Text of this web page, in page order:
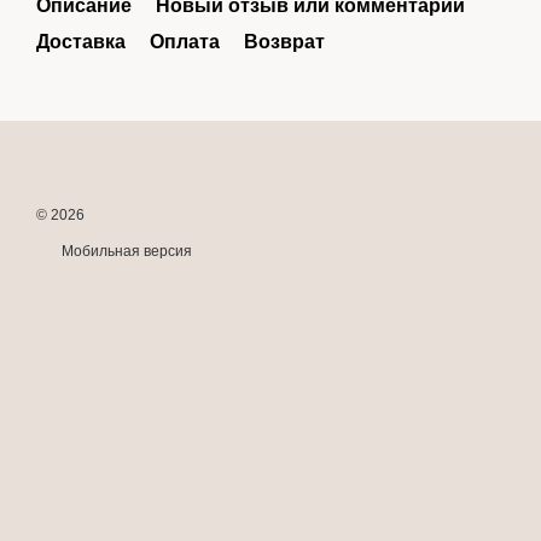
Описание
Новый отзыв или комментарий
Доставка
Оплата Возврат
© 2026
Мобильная версия